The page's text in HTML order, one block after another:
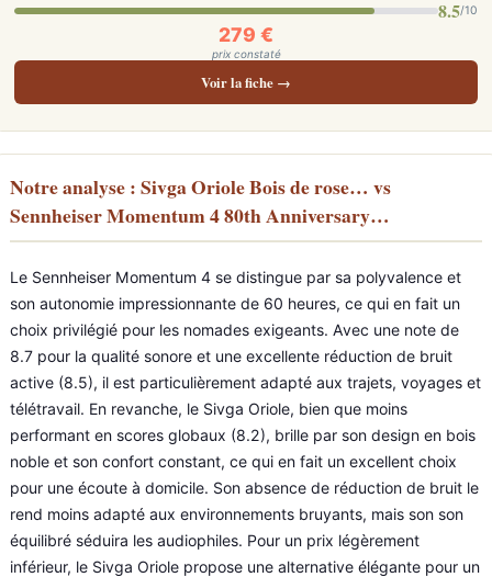
8.5/10
279 €
prix constaté
Voir la fiche →
Notre analyse : Sivga Oriole Bois de rose… vs
Sennheiser Momentum 4 80th Anniversary…
Le Sennheiser Momentum 4 se distingue par sa polyvalence et
son autonomie impressionnante de 60 heures, ce qui en fait un
choix privilégié pour les nomades exigeants. Avec une note de
8.7 pour la qualité sonore et une excellente réduction de bruit
active (8.5), il est particulièrement adapté aux trajets, voyages et
télétravail. En revanche, le Sivga Oriole, bien que moins
performant en scores globaux (8.2), brille par son design en bois
noble et son confort constant, ce qui en fait un excellent choix
pour une écoute à domicile. Son absence de réduction de bruit le
rend moins adapté aux environnements bruyants, mais son son
équilibré séduira les audiophiles. Pour un prix légèrement
inférieur, le Sivga Oriole propose une alternative élégante pour un